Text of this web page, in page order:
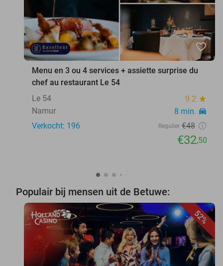
favorite_border
Menu en 3 ou 4 services + assiette surprise du
chef au restaurant Le 54
Le 54
9.2 star
Namur 8 min. directions_car
Verkocht: 196 Regulier €48
€32,50
Populair bij mensen uit de Betuwe:
52%